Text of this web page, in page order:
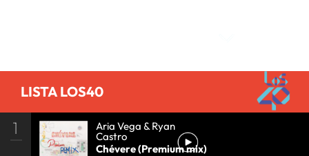
LISTA LOS40
1 Aria Vega & Ryan
Castro
Chévere (Premium mix)